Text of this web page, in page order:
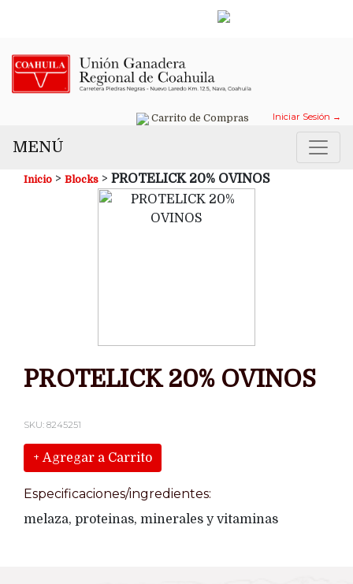
Carrito de Compras Iniciar Sesión →
MENÚ
Inicio > Blocks > PROTELICK 20% OVINOS
PROTELICK 20% OVINOS
SKU: 8245251
+ Agregar a Carrito
Especificaciones/ingredientes:
melaza, proteinas, minerales y vitaminas